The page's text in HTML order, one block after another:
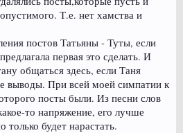
Т.е. нет хамства и
постов Татьяны - Туты, если
первая это сделать. И
общаться здесь, если Таня
выводы. При всей моей симпатии к
посты были. Из песни слов
то напряжение, его лучше
только будет нарастать.